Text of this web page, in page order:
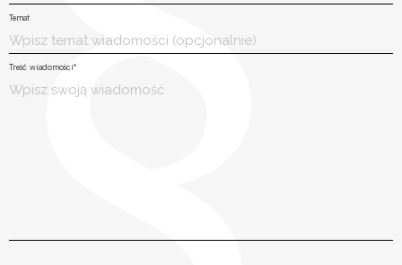
Temat
Treść wiadomości*